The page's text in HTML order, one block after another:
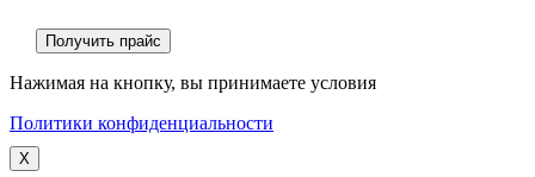
Нажимая на кнопку, вы принимаете условия
Политики конфиденциальности
X